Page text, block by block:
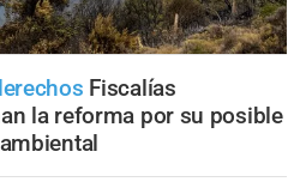
Fiscalías
la reforma por su posible